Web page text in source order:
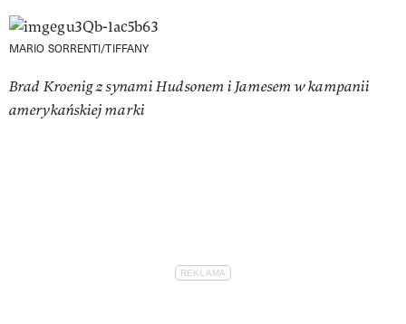
MARIO SORRENTI/TIFFANY
Brad Kroenig z synami Hudsonem i Jamesem w kampanii
amerykańskiej marki